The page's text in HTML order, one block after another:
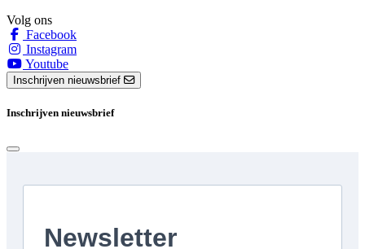
Volg ons
Facebook
Instagram
Youtube
Inschrijven nieuwsbrief
Inschrijven nieuwsbrief